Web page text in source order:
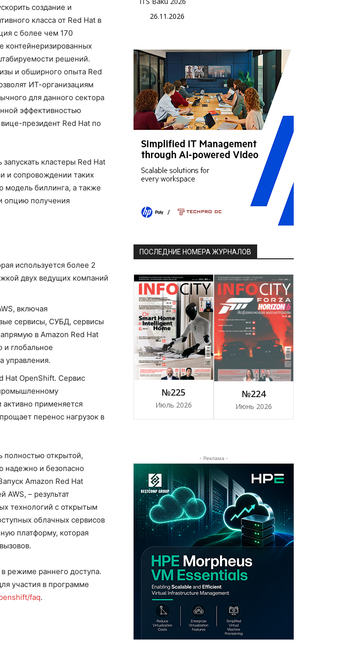
создание и
класса от Red Hat в
с более чем 170
контейнеризированных
решений.
и обширного опыта Red
ИТ-организациям
для данного сектора
эффективностью
президент Red Hat по
кластеры Red Hat
и сопровождении таких
модель биллинга, а также
опцию получения
используется более 2
двух ведущих компаний
включая
сервисы, СУБД, сервисы
в Amazon Red Hat
и глобальное
управления.
Hat OpenShift. Сервис
применяется
перенос нагрузок в
полностью открытой,
надежно и безопасно
Amazon Red Hat
– результат
технологий с открытым
облачных сервисов
платформу, которая
режиме раннего доступа.
участия в программе
faq.
26.11.2026
ПОСЛЕДНИЕ НОМЕРА ЖУРНАЛОВ
№225
Июль 2026
№224
Июнь 2026
- Реклама -